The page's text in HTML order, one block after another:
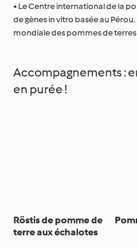
• Le Centre international de la
de gènes in vitro basée au
mondiale des pommes de
Accompagnements :
en purée !
Röstis de pomme de
terre aux échalotes